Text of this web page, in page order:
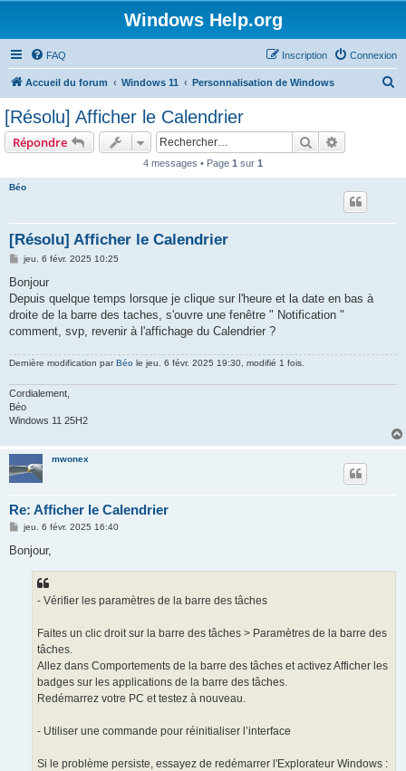
Windows Help.org
FAQ Connexion
Inscription
Accueil du forum Windows 11 Personnalisation de Windows
[Résolu] Afficher le Calendrier
Répondre Rechercher
4 messages • Page 1 sur 1
Béo
[Résolu] Afficher le Calendrier
M
s
a
g
jeu. 6 févr. 2025 10:25
Bonjour
Depuis quelque temps lorsque je clique sur l'heure et la date en bas à
droite de la barre des taches, s'ouvre une fenêtre " Notification "
comment, svp, revenir à l'affichage du Calendrier ?
Dernière modification parBéo le jeu. 6 févr. 2025 19:30, modifié 1 fois.
Cordialement,
Béo
Windows 11 25H2
mwonex
Re: Afficher le Calendrier
M
s
jeu. 6 févr. 2025 16:40
Bonjour,
- Vérifier les paramètres de la barre des tâches
Faites un clic droit sur la barre des tâches > Paramètres de la barre des
tâches.
Allez dans Comportements de la barre des tâches et activez Afficher les
badges sur les applications de la barre des tâches.
Redémarrez votre PC et testez à nouveau.
- Utiliser une commande pour réinitialiser l’interface
Si le problème persiste, essayez de redémarrer l'Explorateur Windows :